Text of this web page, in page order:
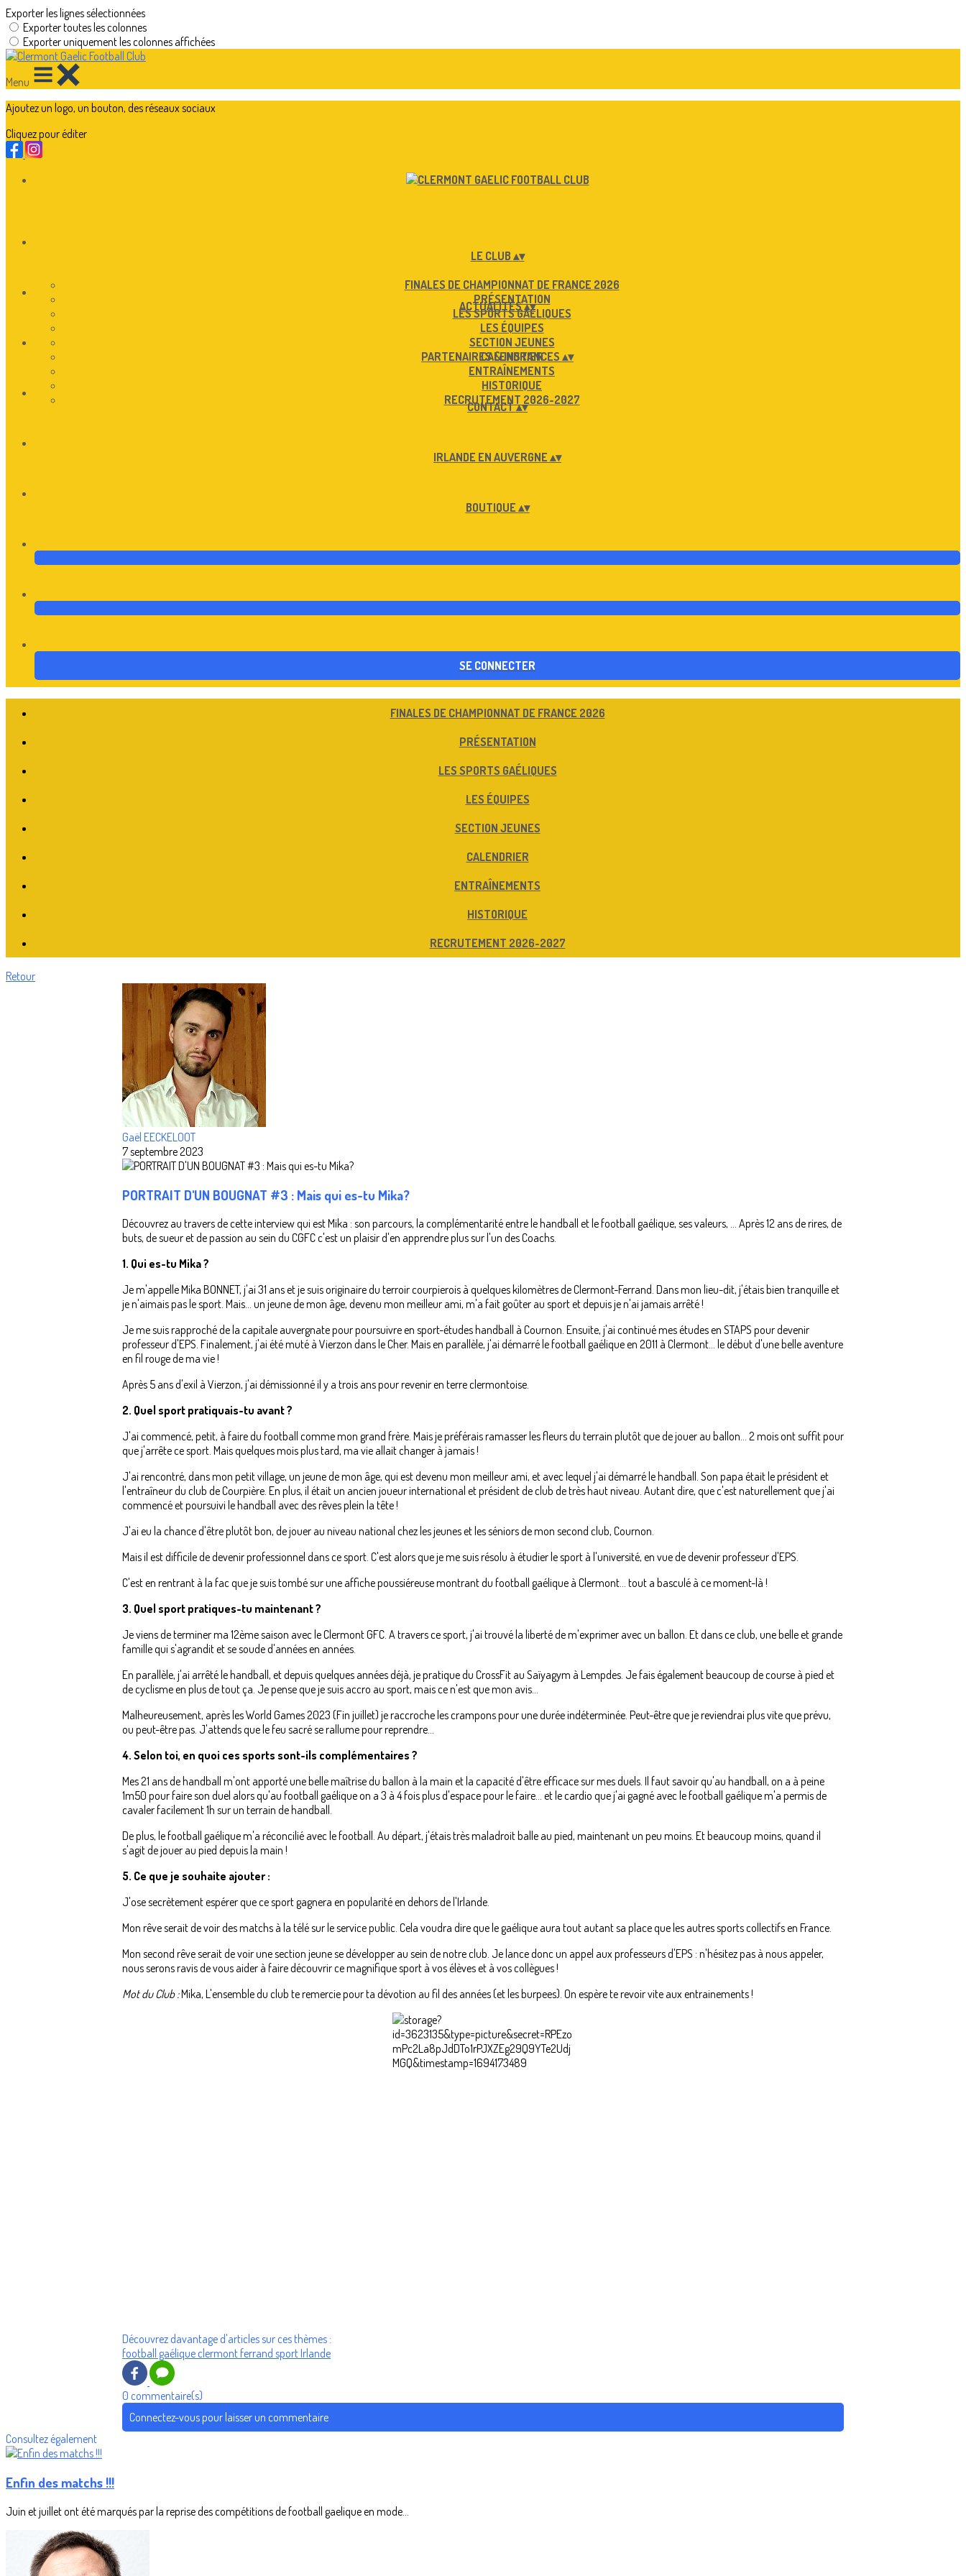
Exporter les lignes sélectionnées
Exporter toutes les colonnes
Exporter uniquement les colonnes affichées
Menu
Ajoutez un logo, un bouton, des réseaux sociaux
Cliquez pour éditer
LE CLUB ▴▾
FINALES DE CHAMPIONNAT DE FRANCE 2026
PRÉSENTATION
LES SPORTS GAÉLIQUES
LES ÉQUIPES
SECTION JEUNES
CALENDRIER
ENTRAÎNEMENTS
HISTORIQUE
RECRUTEMENT 2026-2027
ACTUALITÉS▴▾
PARTENAIRES & INSTANCES ▴▾
CONTACT▴▾
IRLANDE EN AUVERGNE ▴▾
BOUTIQUE ▴▾
SE CONNECTER
FINALES DE CHAMPIONNAT DE FRANCE 2026
PRÉSENTATION
LES SPORTS GAÉLIQUES
LES ÉQUIPES
SECTION JEUNES
CALENDRIER
ENTRAÎNEMENTS
HISTORIQUE
RECRUTEMENT 2026-2027
Retour
Gaël EECKELOOT
7 septembre 2023
PORTRAIT D'UN BOUGNAT #3 : Mais qui es-tu Mika?
Découvrez au travers de cette interview qui est Mika : son parcours, la complémentarité entre le handball et le football gaélique, ses valeurs, … Après 12 ans de rires, de
buts, de sueur et de passion au sein du CGFC c'est un plaisir d'en apprendre plus sur l'un des Coachs.
1. Qui es-tu Mika ?
Je m'appelle Mika BONNET, j'ai 31 ans et je suis originaire du terroir courpierois à quelques kilomètres de Clermont-Ferrand. Dans mon lieu-dit, j'étais bien tranquille et
je n'aimais pas le sport. Mais... un jeune de mon âge, devenu mon meilleur ami, m'a fait goûter au sport et depuis je n'ai jamais arrêté !
Je me suis rapproché de la capitale auvergnate pour poursuivre en sport-études handball à Cournon. Ensuite, j'ai continué mes études en STAPS pour devenir
professeur d'EPS. Finalement, j'ai été muté à Vierzon dans le Cher. Mais en parallèle, j'ai démarré le football gaélique en 2011 à Clermont… le début d'une belle aventure
en fil rouge de ma vie !
Après 5 ans d'exil à Vierzon, j'ai démissionné il y a trois ans pour revenir en terre clermontoise.
2. Quel sport pratiquais-tu avant ?
J'ai commencé, petit, à faire du football comme mon grand frère. Mais je préférais ramasser les fleurs du terrain plutôt que de jouer au ballon... 2 mois ont suffit pour
que j'arrête ce sport. Mais quelques mois plus tard, ma vie allait changer à jamais !
J'ai rencontré, dans mon petit village, un jeune de mon âge, qui est devenu mon meilleur ami, et avec lequel j'ai démarré le handball. Son papa était le président et
l'entraîneur du club de Courpière. En plus, il était un ancien joueur international et président de club de très haut niveau. Autant dire, que c'est naturellement que j'ai
commencé et poursuivi le handball avec des rêves plein la tête !
J'ai eu la chance d'être plutôt bon, de jouer au niveau national chez les jeunes et les séniors de mon second club, Cournon.
Mais il est difficile de devenir professionnel dans ce sport. C'est alors que je me suis résolu à étudier le sport à l'université, en vue de devenir professeur d'EPS.
C'est en rentrant à la fac que je suis tombé sur une affiche poussiéreuse montrant du football gaélique à Clermont... tout a basculé à ce moment-là !
3. Quel sport pratiques-tu maintenant ?
Je viens de terminer ma 12ème saison avec le Clermont GFC. A travers ce sport, j'ai trouvé la liberté de m'exprimer avec un ballon. Et dans ce club, une belle et grande
famille qui s'agrandit et se soude d'années en années.
En parallèle, j'ai arrêté le handball, et depuis quelques années déjà, je pratique du CrossFit au Saïyagym à Lempdes. Je fais également beaucoup de course à pied et
de cyclisme en plus de tout ça. Je pense que je suis accro au sport, mais ce n'est que mon avis...
Malheureusement, après les World Games 2023 (Fin juillet) je raccroche les crampons pour une durée indéterminée. Peut-être que je reviendrai plus vite que prévu,
ou peut-être pas. J'attends que le feu sacré se rallume pour reprendre…
4. Selon toi, en quoi ces sports sont-ils complémentaires ?
Mes 21 ans de handball m'ont apporté une belle maîtrise du ballon à la main et la capacité d'être efficace sur mes duels. Il faut savoir qu'au handball, on a à peine
1m50 pour faire son duel alors qu'au football gaélique on a 3 à 4 fois plus d'espace pour le faire… et le cardio que j'ai gagné avec le football gaélique m'a permis de
cavaler facilement 1h sur un terrain de handball.
De plus, le football gaélique m'a réconcilié avec le football. Au départ, j'étais très maladroit balle au pied, maintenant un peu moins. Et beaucoup moins, quand il
s'agit de jouer au pied depuis la main !
5. Ce que je souhaite ajouter :
J'ose secrètement espérer que ce sport gagnera en popularité en dehors de l'Irlande.
Mon rêve serait de voir des matchs à la télé sur le service public. Cela voudra dire que le gaélique aura tout autant sa place que les autres sports collectifs en France.
Mon second rêve serait de voir une section jeune se développer au sein de notre club. Je lance donc un appel aux professeurs d'EPS : n'hésitez pas à nous appeler,
nous serons ravis de vous aider à faire découvrir ce magnifique sport à vos élèves et à vos collègues !
Mot du Club :Mika, L'ensemble du club te remercie pour ta dévotion au fil des années (et les burpees). On espère te revoir vite aux entrainements !
Découvrez davantage d'articles sur ces thèmes :
football gaélique clermont ferrand sport Irlande
0 commentaire(s)
Connectez-vous pour laisser un commentaire
Consultez également
Enfin des matchs !!!
Juin et juillet ont été marqués par la reprise des compétitions de football gaelique en mode...